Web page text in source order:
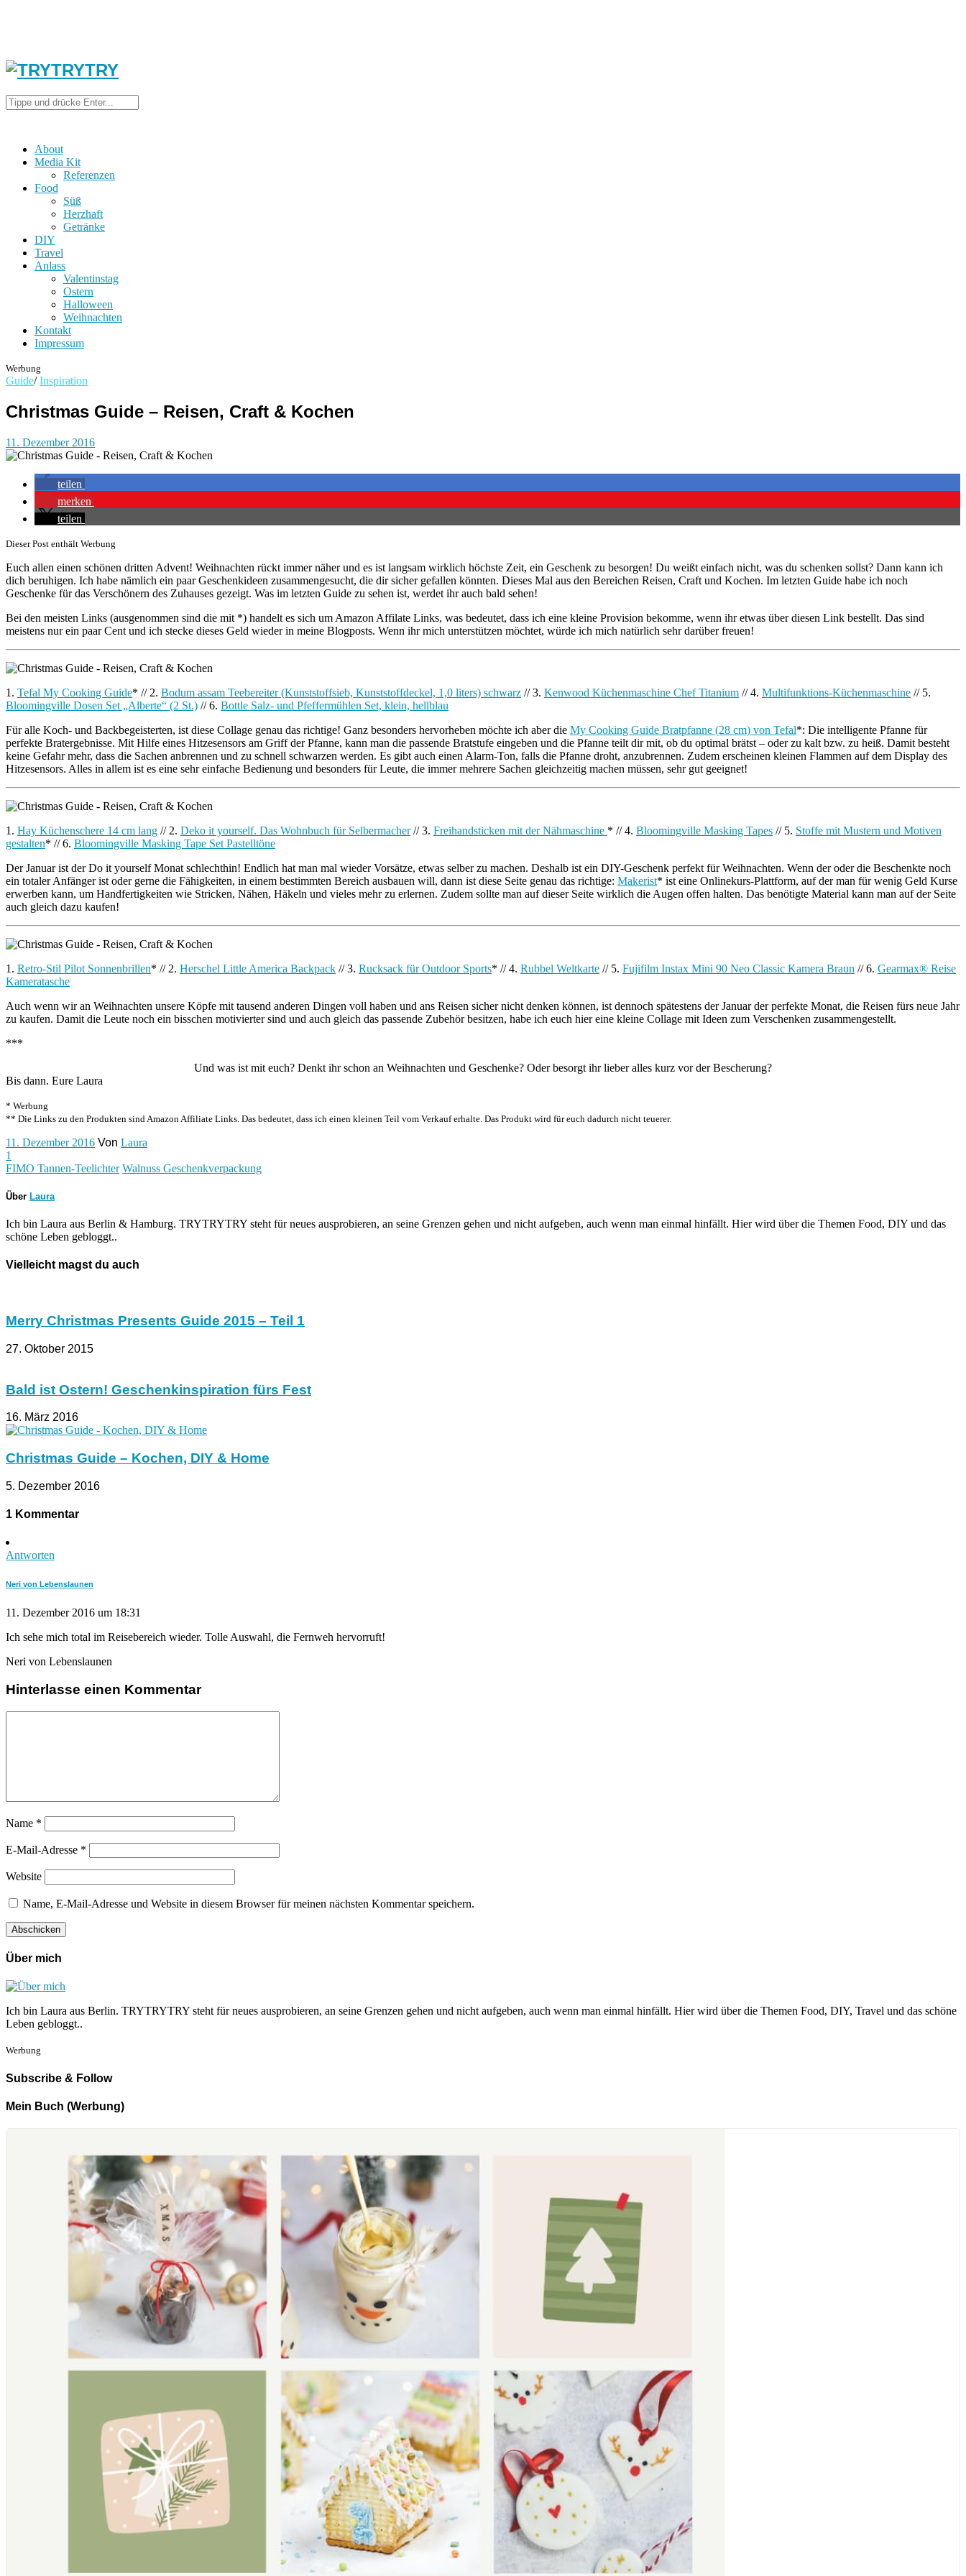
About
Media Kit
Referenzen
Food
Süß
Herzhaft
Getränke
DIY
Travel
Anlass
Valentinstag
Ostern
Halloween
Weihnachten
Kontakt
Impressum
Werbung
Guide/ Inspiration
Christmas Guide – Reisen, Craft & Kochen
11. Dezember 2016
teilen
merken
teilen
Dieser Post enthält Werbung
Euch allen einen schönen dritten Advent! Weihnachten rückt immer näher und es ist langsam wirklich höchste Zeit, ein Geschenk zu besorgen! Du weißt einfach nicht, was du schenken sollst? Dann kann ich
dich beruhigen. Ich habe nämlich ein paar Geschenkideen zusammengesucht, die dir sicher gefallen könnten. Dieses Mal aus den Bereichen Reisen, Craft und Kochen. Im letzten Guide habe ich noch
Geschenke für das Verschönern des Zuhauses gezeigt. Was im letzten Guide zu sehen ist, werdet ihr auch bald sehen!
Bei den meisten Links (ausgenommen sind die mit *) handelt es sich um Amazon Affilate Links, was bedeutet, dass ich eine kleine Provision bekomme, wenn ihr etwas über diesen Link bestellt. Das sind
meistens nur ein paar Cent und ich stecke dieses Geld wieder in meine Blogposts. Wenn ihr mich unterstützen möchtet, würde ich mich natürlich sehr darüber freuen!
1. Tefal My Cooking Guide* // 2. Bodum assam Teebereiter (Kunststoffsieb, Kunststoffdeckel, 1,0 liters) schwarz // 3. Kenwood Küchenmaschine Chef Titanium // 4. Multifunktions-Küchenmaschine // 5.
Bloomingville Dosen Set „Alberte“ (2 St.) // 6. Bottle Salz- und Pfeffermühlen Set, klein, hellblau
Für alle Koch- und Backbegeisterten, ist diese Collage genau das richtige! Ganz besonders hervorheben möchte ich aber die My Cooking Guide Bratpfanne (28 cm) von Tefal*: Die intelligente Pfanne für
perfekte Bratergebnisse. Mit Hilfe eines Hitzesensors am Griff der Pfanne, kann man die passende Bratstufe eingeben und die Pfanne teilt dir mit, ob du optimal brätst – oder zu kalt bzw. zu heiß. Damit besteht
keine Gefahr mehr, dass die Sachen anbrennen und zu schnell schwarzen werden. Es gibt auch einen Alarm-Ton, falls die Pfanne droht, anzubrennen. Zudem erscheinen kleinen Flammen auf dem Display des
Hitzesensors. Alles in allem ist es eine sehr einfache Bedienung und besonders für Leute, die immer mehrere Sachen gleichzeitig machen müssen, sehr gut geeignet!
1. Hay Küchenschere 14 cm lang // 2. Deko it yourself. Das Wohnbuch für Selbermacher// 3. Freihandsticken mit der Nähmaschine * // 4. Bloomingville Masking Tapes // 5. Stoffe mit Mustern und Motiven
gestalten* // 6. Bloomingville Masking Tape Set Pastelltöne
Der Januar ist der Do it yourself Monat schlechthin! Endlich hat man mal wieder Vorsätze, etwas selber zu machen. Deshalb ist ein DIY-Geschenk perfekt für Weihnachten. Wenn der oder die Beschenkte noch
ein totaler Anfänger ist oder gerne die Fähigkeiten, in einem bestimmten Bereich ausbauen will, dann ist diese Seite genau das richtige: Makerist* ist eine Onlinekurs-Plattform, auf der man für wenig Geld Kurse
erwerben kann, um Handfertigkeiten wie Stricken, Nähen, Häkeln und vieles mehr zu erlernen. Zudem sollte man auf dieser Seite wirklich die Augen offen halten. Das benötigte Material kann man auf der Seite
auch gleich dazu kaufen!
1. Retro-Stil Pilot Sonnenbrillen* // 2. Herschel Little America Backpack // 3. Rucksack für Outdoor Sports* // 4. Rubbel Weltkarte // 5. Fujifilm Instax Mini 90 Neo Classic Kamera Braun // 6. Gearmax® Reise
Kameratasche
Auch wenn wir an Weihnachten unsere Köpfe mit tausend anderen Dingen voll haben und ans Reisen sicher nicht denken können, ist dennoch spätestens der Januar der perfekte Monat, die Reisen fürs neue Jahr
zu kaufen. Damit die Leute noch ein bisschen motivierter sind und auch gleich das passende Zubehör besitzen, habe ich euch hier eine kleine Collage mit Ideen zum Verschenken zusammengestellt.
***
Und was ist mit euch? Denkt ihr schon an Weihnachten und Geschenke? Oder besorgt ihr lieber alles kurz vor der Bescherung?
Bis dann. Eure Laura
* Werbung
** Die Links zu den Produkten sind Amazon Affiliate Links. Das bedeutet, dass ich einen kleinen Teil vom Verkauf erhalte. Das Produkt wird für euch dadurch nicht teuerer.
11. Dezember 2016 Von Laura
1
FIMO Tannen-Teelichter Walnuss Geschenkverpackung
Über Laura
Ich bin Laura aus Berlin & Hamburg. TRYTRYTRY steht für neues ausprobieren, an seine Grenzen gehen und nicht aufgeben, auch wenn man einmal hinfällt. Hier wird über die Themen Food, DIY und das
schöne Leben gebloggt..
Vielleicht magst du auch
Merry Christmas Presents Guide 2015 – Teil 1
27. Oktober 2015
Bald ist Ostern! Geschenkinspiration fürs Fest
16. März 2016
Christmas Guide – Kochen, DIY & Home
5. Dezember 2016
1 Kommentar
Antworten
Neri von Lebenslaunen
11. Dezember 2016 um 18:31
Ich sehe mich total im Reisebereich wieder. Tolle Auswahl, die Fernweh hervorruft!
Neri von Lebenslaunen
Hinterlasse einen Kommentar
Name *
E-Mail-Adresse *
Website
Name, E-Mail-Adresse und Website in diesem Browser für meinen nächsten Kommentar speichern.
Über mich
Ich bin Laura aus Berlin. TRYTRYTRY steht für neues ausprobieren, an seine Grenzen gehen und nicht aufgeben, auch wenn man einmal hinfällt. Hier wird über die Themen Food, DIY, Travel und das schöne
Leben gebloggt..
Werbung
Subscribe & Follow
Mein Buch (Werbung)